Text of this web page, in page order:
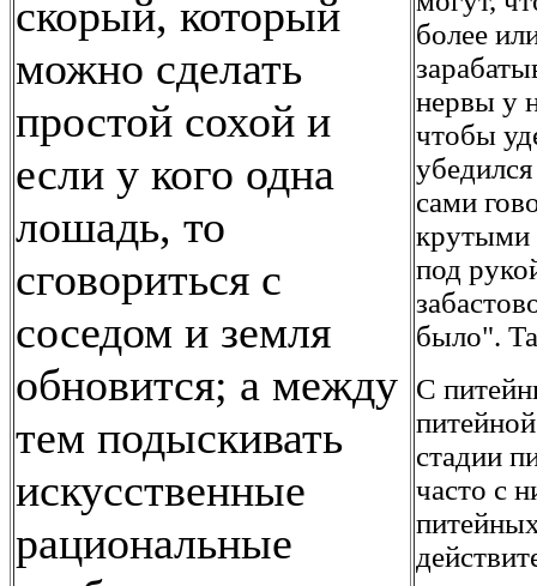
скорый, который
можно сделать
простой сохой и
если у кого одна
лошадь, то
сговориться с
соседом и земля
обновится; а между
тем подыскивать
искусственные
рациональные
более
нервы у
чтобы
сами
крутыми
под
было".
С
стадии
часто с